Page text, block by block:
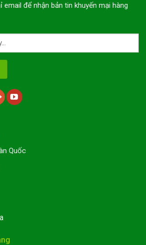
email để nhận bản tin khuyến mại hàng
Quốc